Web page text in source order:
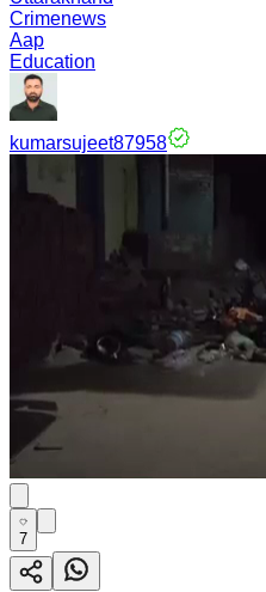
Crimenews
Aap
Education
kumarsujeet87958
7